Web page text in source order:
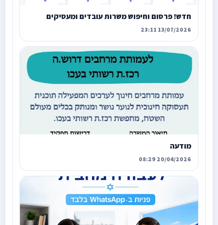
חדש! פרסום וחיפוש משרות עובדים ומעסיקים
13/07/2026 23:11
מודעה
20/04/2026 08:29